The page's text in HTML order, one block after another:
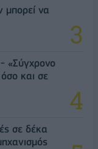
μπορεί να
«Σύγχρονο
και σε
σε δέκα